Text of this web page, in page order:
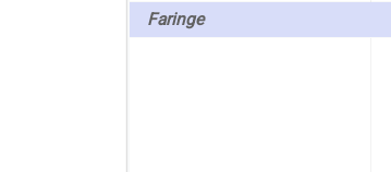
Faringe